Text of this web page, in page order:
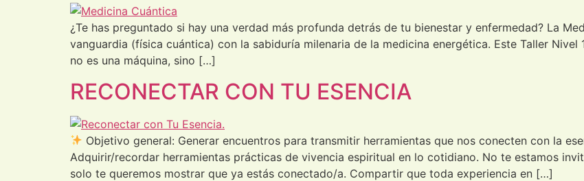
¿Te has preguntado si hay una verdad más profunda detrás de tu bienestar y enfermedad? La
vanguardia (física cuántica) con la sabiduría milenaria de la medicina energética. Este Taller
no es una máquina, sino […]
RECONECTAR CON TU ESENCIA
Objetivo general: Generar encuentros para transmitir herramientas que nos conecten con la
Adquirir/recordar herramientas prácticas de vivencia espiritual en lo cotidiano. No te estamos
solo te queremos mostrar que ya estás conectado/a. Compartir que toda experiencia en […]